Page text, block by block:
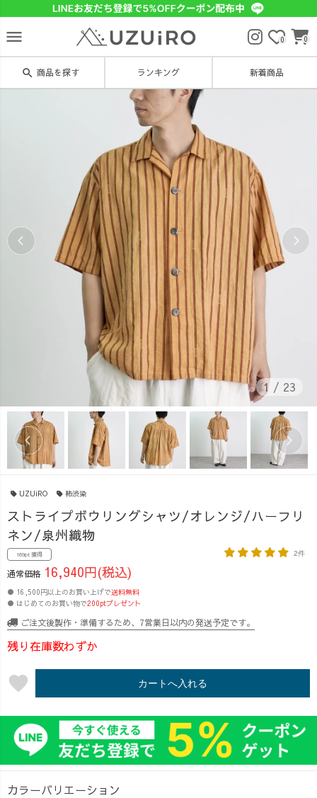
menu 0 0
search 商品を探す ランキング 新着商品
1 / 23
UZUiRO 柿渋染
ストライプボウリングシャツ/オレンジ/ハーフリ
ネン/泉州織物
169pt 獲得 2件
通常価格 16,940円(税込)
● 16,500円以上のお買い上げで送料無料
● はじめてのお買い物で200ptプレゼント
ご注文後製作・準備するため、7営業日以内の発送予定です。
残り在庫数わずか
favorite カートへ入れる
カラーバリエーション